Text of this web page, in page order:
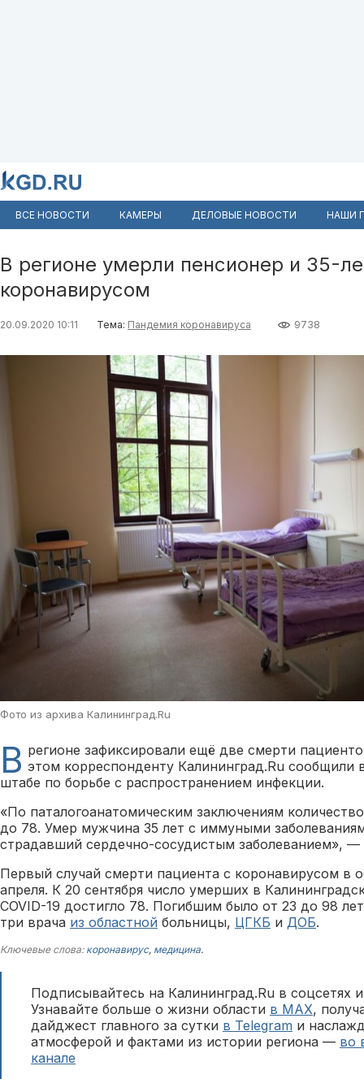
ВСЕ НОВОСТИ КАМЕРЫ ДЕЛОВЫЕ НОВОСТИ НАШИ
В регионе умерли пенсионер и 35-
коронавирусом
20.09.2020 10:11 Тема: Пандемия коронавируса 9738
Фото из архива Калининград.Ru
В регионе зафиксировали ещё две смерти
этом корреспонденту Калининград.Ru сообщили
штабе по борьбе с распространением инфекции.
«По паталогоанатомическим заключениям
до 78. Умер мужчина 35 лет с иммуными
страдавший сердечно-сосудистым заболеванием», —
Первый случай смерти пациента с коронавирусом в
апреля. К 20 сентября число умерших в
COVID-19 достигло 78. Погибшим было от 23 до 98
три врача из областной больницы, ЦГКБ и ДОБ.
Ключевые слова: коронавирус, медицина.
Подписывайтесь на Калининград.Ru в соцсетях
Узнавайте больше о жизни области в MAX,
дайджест главного за сутки в Telegram и
атмосферой и фактами из истории региона — во
канале